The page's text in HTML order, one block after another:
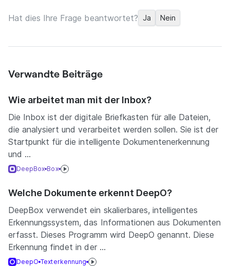
Hat dies Ihre Frage beantwortet? Ja Nein
Verwandte Beiträge
Wie arbeitet man mit der Inbox?
Die Inbox ist der digitale Briefkasten für alle Dateien,
die analysiert und verarbeitet werden sollen. Sie ist der
Startpunkt für die intelligente Dokumentenerkennung
und ...
DeepBox Box
Welche Dokumente erkennt DeepO?
DeepBox verwendet ein skalierbares, intelligentes
Erkennungssystem, das Informationen aus Dokumenten
erfasst. Dieses Programm wird DeepO genannt. Diese
Erkennung findet in der ...
DeepO Texterkennung